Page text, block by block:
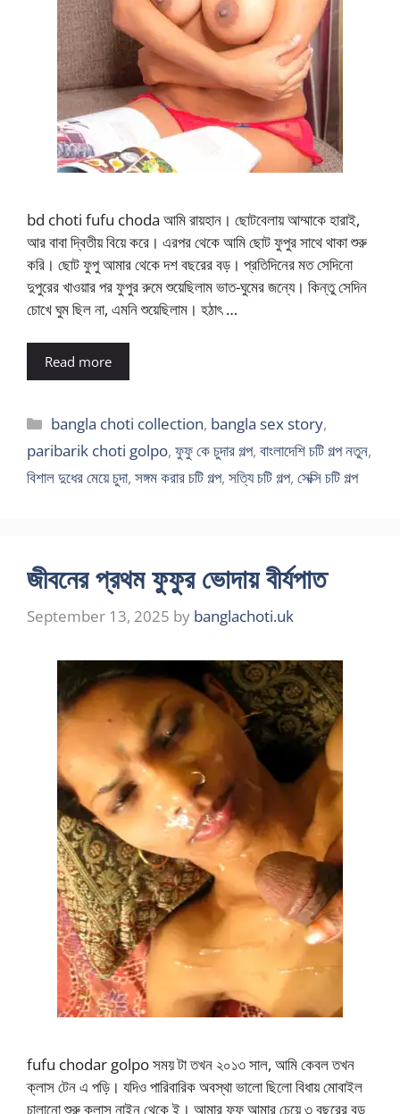
bd choti fufu choda আমি রায়হান। ছোটবেলায় আম্মাকে হারাই,
আর বাবা দ্বিতীয় বিয়ে করে। এরপর থেকে আমি ছোট ফুপুর সাথে থাকা শুরু
করি। ছোট ফুপু আমার থেকে দশ বছরের বড়। প্রতিদিনের মত সেদিনো
দুপুরের খাওয়ার পর ফুপুর রুমে শুয়েছিলাম ভাত-ঘুমের জন্যে। কিন্তু সেদিন
চোখে ঘুম ছিল না, এমনি শুয়েছিলাম। হঠাৎ …
Read more
Categories
bangla choti collection, bangla sex story,
paribarik choti golpo, ফুফু কে চুদার গল্প, বাংলাদেশি চটি গল্প নতুন,
বিশাল দুধের মেয়ে চুদা, সঙ্গম করার চটি গল্প, সত্যি চটি গল্প, সেক্সি চটি গল্প
জীবনের প্রথম ফুফুর ভোদায় বীর্যপাত
September 13, 2025 by banglachoti.uk
fufu chodar golpo সময় টা তখন ২০১৩ সাল, আমি কেবল তখন
ক্লাস টেন এ পড়ি। যদিও পারিবারিক অবস্থা ভালো ছিলো বিধায় মোবাইল
চালানো শুরু ক্লাস নাইন থেকে ই। আমার ফুফু আমার চেয়ে ৩ বছরের বড়